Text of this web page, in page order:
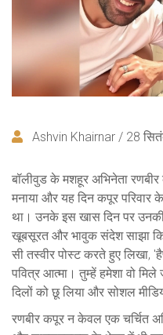
Ashvin Khairnar / 28
बॉलीवुड के मशहूर अभिनेता
मनाया और यह दिन कपूर
था। उनके इस खास दिन पर उनकी
खूबसूरत और भावुक संदेश साझा
सी तस्वीर पोस्ट करते हुए लिखा,
पवित्र आत्मा। तुम्हें हमेशा वो
दिलों को छू लिया और सोशल
रणबीर कपूर न केवल एक चर्चित